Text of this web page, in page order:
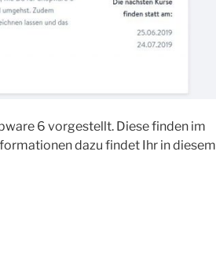
6 vorgestellt. Diese finden im
dazu findet Ihr in diesem